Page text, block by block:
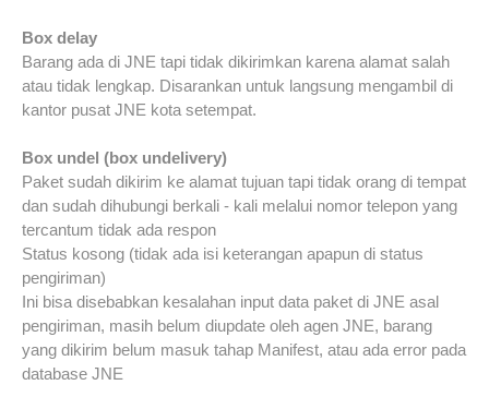
Box delay
Barang ada di JNE tapi tidak dikirimkan karena alamat salah
atau tidak lengkap. Disarankan untuk langsung mengambil di
kantor pusat JNE kota setempat.
Box undel (box undelivery)
Paket sudah dikirim ke alamat tujuan tapi tidak orang di tempat
dan sudah dihubungi berkali - kali melalui nomor telepon yang
tercantum tidak ada respon
Status kosong (tidak ada isi keterangan apapun di status
pengiriman)
Ini bisa disebabkan kesalahan input data paket di JNE asal
pengiriman, masih belum diupdate oleh agen JNE, barang
yang dikirim belum masuk tahap Manifest, atau ada error pada
database JNE